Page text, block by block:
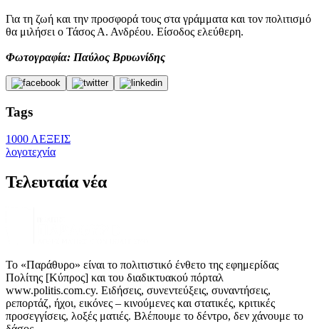
Για τη ζωή και την προσφορά τους στα γράμματα και τον πολιτισμό
θα μιλήσει ο Τάσος Α. Ανδρέου. Είσοδος ελεύθερη.
Φωτογραφία: Παύλος Βρυωνίδης
Tags
1000 ΛΕΞΕΙΣ
λογοτεχνία
Τελευταία νέα
Το «Παράθυρο» είναι το πολιτιστικό ένθετο της εφημερίδας
Πολίτης [Κύπρος] και του διαδικτυακού πόρταλ
www.politis.com.cy. Ειδήσεις, συνεντεύξεις, συναντήσεις,
ρεπορτάζ, ήχοι, εικόνες – κινούμενες και στατικές, κριτικές
προσεγγίσεις, λοξές ματιές. Βλέπουμε το δέντρο, δεν χάνουμε το